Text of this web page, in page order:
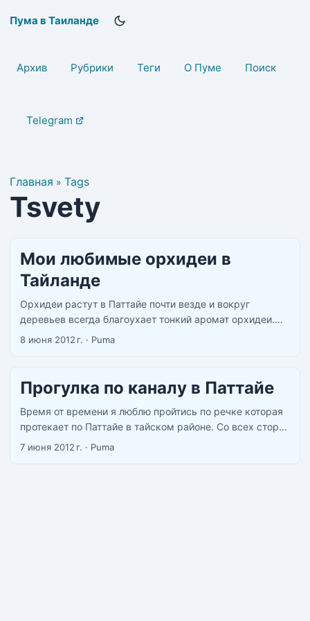
Пума в Таиланде
Архив Рубрики Теги О Пуме Поиск
Telegram
Главная » Tags
Tsvety
Мои любимые орхидеи в
Тайланде
Орхидеи растут в Паттайе почти везде и вокруг
деревьев всегда благоухает тонкий аромат орхидеи.
Красивейшие орхидеи из Тайланда Орхидеи растут
8 июня 2012 г. · Puma
Прогулка по каналу в Паттайе
Время от времени я люблю пройтись по речке которая
протекает по Паттайе в тайском районе. Со всех сторон
она застроена и похожа на канал. По дороге живут
7 июня 2012 г. · Puma